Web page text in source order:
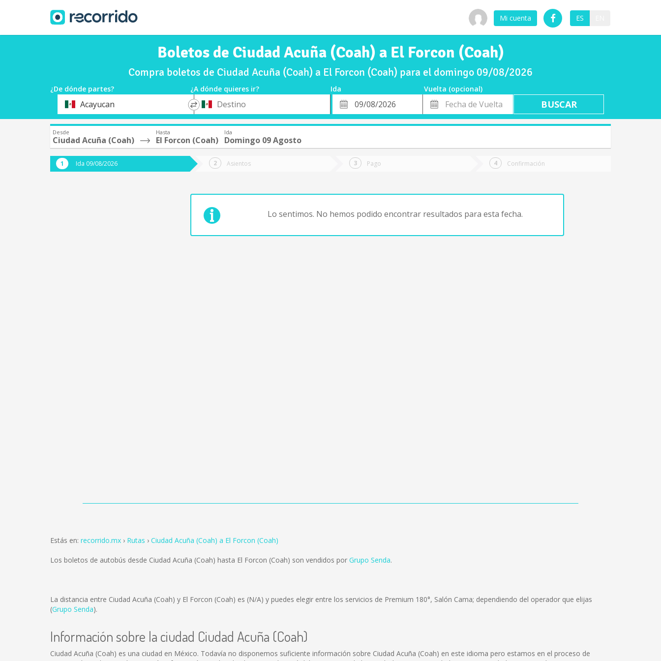
Mi cuenta ES
Boletos de Ciudad Acuña (Coah) a El Forcon (Coah)
Compra boletos de Ciudad Acuña (Coah) a El Forcon (Coah) para el domingo 09/08/2026
¿De dónde partes? ¿A dónde quieres ir? Ida
Vuelta (opcional)
OrigenAcayucan
*
Destino
Fecha
de
Fecha
de
Vuelta
Desde
Ciudad Acuña (Coah)
Hasta
El Forcon (Coah)
Ida
Domingo 09 Agosto
Ida 09/08/2026 Asientos Pago Confirmación
Lo sentimos. No hemos podido encontrar resultados para esta fecha.
Estás en: recorrido.mx Rutas Ciudad Acuña (Coah) a El Forcon (Coah)
Los boletos de autobús desde Ciudad Acuña (Coah) hasta El Forcon (Coah) son vendidos por Grupo Senda.
La distancia entre Ciudad Acuña (Coah) y El Forcon (Coah) es (N/A) y puedes elegir entre los servicios de Premium 180°, Salón Cama; dependiendo del operador que elijas
(Grupo Senda).
Información sobre la ciudad Ciudad Acuña (Coah)
Ciudad Acuña (Coah) es una ciudad en México. Todavía no disponemos suficiente información sobre Ciudad Acuña (Coah) en este idioma pero estamos en el proceso de